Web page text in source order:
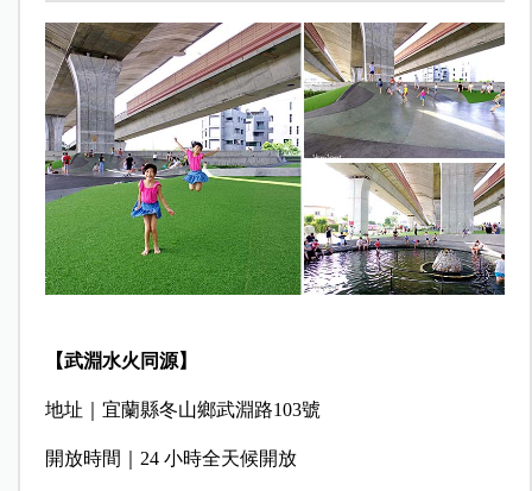
【武淵水火同源】
地址｜宜蘭縣冬山鄉武淵路103號
開放時間｜24 小時全天候開放